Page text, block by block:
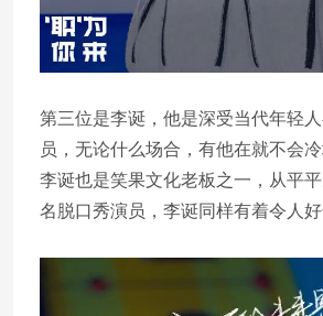
第三位是李诞，他是深受当代年轻
员，无论什么场合，有他在就不会
李诞也是笑果文化老板之一，从平
名脱口秀演员，李诞同样有着令人好